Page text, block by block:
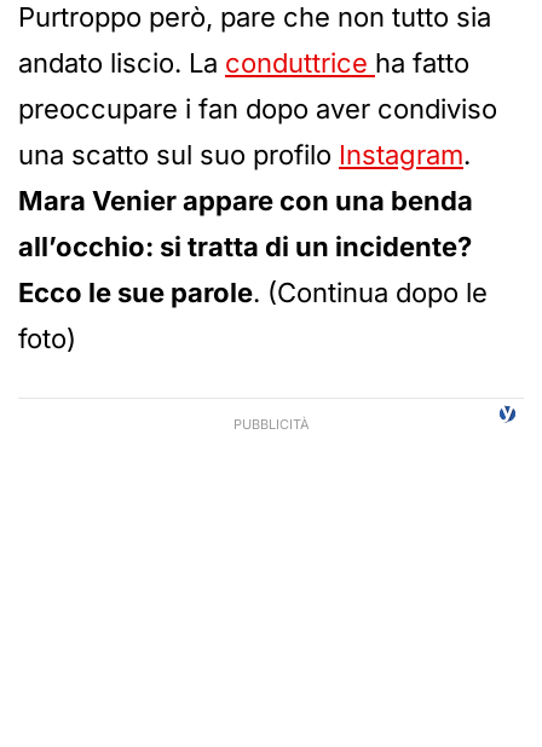
Purtroppo però, pare che non tutto sia
andato liscio. La conduttrice ha fatto
preoccupare i fan dopo aver condiviso
una scatto sul suo profilo Instagram.
Mara Venier appare con una benda
all’occhio: si tratta di un incidente?
Ecco le sue parole. (Continua dopo le
foto)